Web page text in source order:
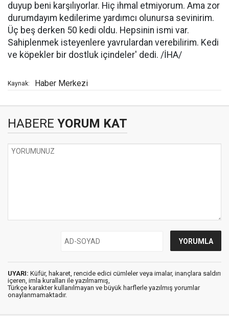
duyup beni karşılıyorlar. Hiç ihmal etmiyorum. Ama zor
durumdayım kedilerime yardımcı olunursa sevinirim.
Üç beş derken 50 kedi oldu. Hepsinin ismi var.
Sahiplenmek isteyenlere yavrulardan verebilirim. Kedi
ve köpekler bir dostluk içindeler' dedi. /İHA/
Kaynak: Haber Merkezi
HABERE YORUM KAT
UYARI: Küfür, hakaret, rencide edici cümleler veya imalar, inançlara saldırı
içeren, imla kuralları ile yazılmamış,
Türkçe karakter kullanılmayan ve büyük harflerle yazılmış yorumlar
onaylanmamaktadır.